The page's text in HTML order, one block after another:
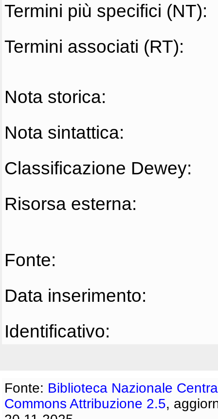
Termini più specifici (NT):
Termini associati (RT):
Nota storica:
Nota sintattica:
Classificazione Dewey:
Risorsa esterna:
Fonte:
Data inserimento:
Identificativo:
Fonte: Biblioteca Nazionale
Commons Attribuzione 2.5,